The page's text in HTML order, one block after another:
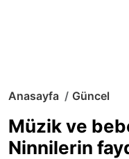
Anasayfa Güncel
Müzik ve
Ninnilerin